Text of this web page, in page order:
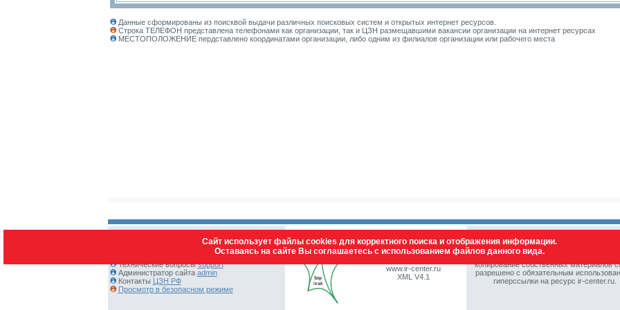
Данные сформированы из поисквой выдачи различных поисковых систем и открытых интернет ресурсов.
Строка ТЕЛЕФОН представлена телефонами как организации, так и ЦЗН размещавшими вакансии организации на интернет ресурсах
МЕСТОПОЛОЖЕНИЕ пердставлено координатами организации, либо одним из филиалов организации или рабочего места
Технические вопросыsupport
Администратор сайта admin
Контакты ЦЗН РФ
Просмотр в безопасном режиме
www.ir-center.ru
XML V4.1
© Все права защищены. Полное или
копирование собственных материалов
разрешено с обязательным
гиперссылки на ресурс ir-center.ru.
Сайт использует файлы cookies для корректного поиска и отображения информации.
Оставаясь на сайте Вы соглашаетесь с использованием файлов данного вида.